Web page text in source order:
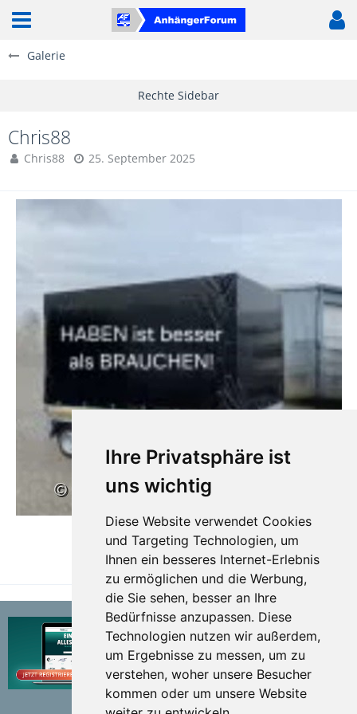
Ihre Privatsphäre ist
uns wichtig
Diese Website verwendet Cookies
und Targeting Technologien, um
Ihnen ein besseres Internet-Erlebnis
zu ermöglichen und die Werbung,
die Sie sehen, besser an Ihre
Bedürfnisse anzupassen. Diese
Technologien nutzen wir außerdem,
um Ergebnisse zu messen, um zu
verstehen, woher unsere Besucher
kommen oder um unsere Website
Galerie
Chris88
Chris88 25. September 2025
TEILEN